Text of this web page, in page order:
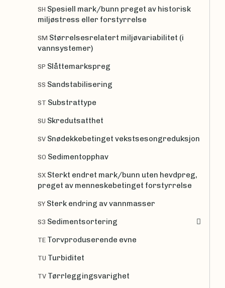
SH Spesiell mark/bunn preget av historisk
miljøstress eller forstyrrelse
SM Størrelsesrelatert miljøvariabilitet (i
vannsystemer)
SP Slåttemarkspreg
SS Sandstabilisering
ST Substrattype
SU Skredutsatthet
SV Snødekkebetinget vekstsesongreduksjon
SO Sedimentopphav
SX Sterkt endret mark/bunn uten hevdpreg,
preget av menneskebetinget forstyrrelse
SY Sterk endring av vannmasser
S3 Sedimentsortering
TE Torvproduserende evne
TU Turbiditet
TV Tørrleggingsvarighet